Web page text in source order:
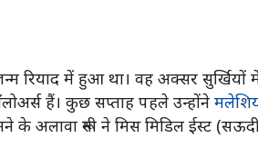
रियाद में हुआ था। वह अक्सर सुर्खियों
हैं। कुछ सप्ताह पहले उन्होंने
के अलावा रूमी ने मिस मिडिल ईस्ट